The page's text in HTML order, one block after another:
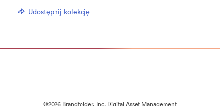
Udostępnij kolekcję
©2026 Brandfolder, Inc. Digital Asset Management